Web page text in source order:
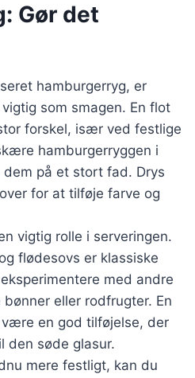
Gør det
hamburgerryg, er
som smagen. En flot
forskel, især ved festlige
hamburgerryggen i
på et stort fad. Drys
for at tilføje farve og
vigtig rolle i serveringen.
flødesovs er klassiske
med andre
eller rodfrugter. En
en god tilføjelse, der
den søde glasur.
mere festligt, kan du